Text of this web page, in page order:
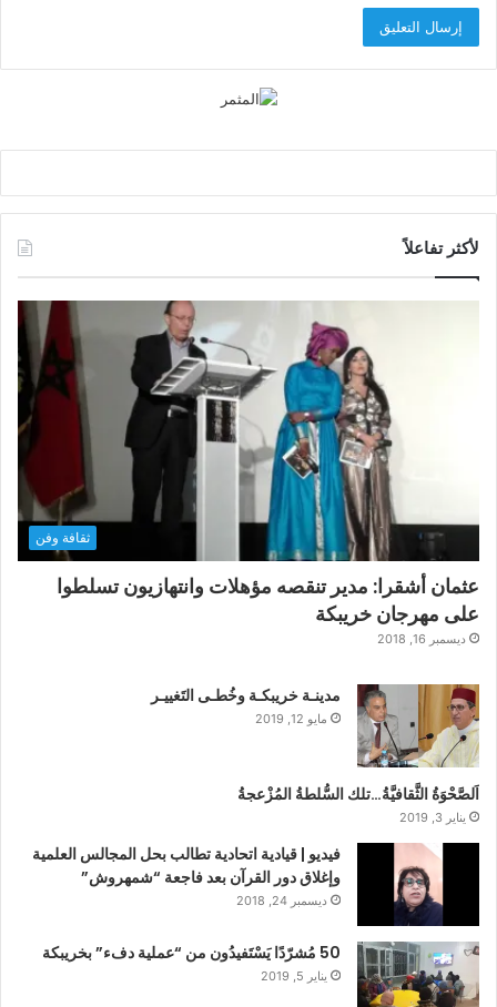
لأكثر تفاعلاً
ثقافة وفن
عثمان أشقرا: مدير تنقصه مؤهلات وانتهازيون تسلطوا
على مهرجان خريبكة
ديسمبر 16, 2018
مدينـة خريبكـة وخُطـى التَغييـر
مايو 12, 2019
اَلصَّحْوَةُ الثَّقافيَّةُ…تلك السُّلطةُ المُزْعجةُ
يناير 3, 2019
فيديو | قيادية اتحادية تطالب بحل المجالس العلمية
وإغلاق دور القرآن بعد فاجعة “شمهروش”
ديسمبر 24, 2018
50 مُشرّدًا يَسْتَفيدُون من “عملية دفء” بخريبكة
يناير 5, 2019